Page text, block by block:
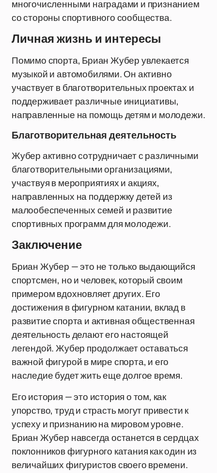
многочисленными наградами и признанием
со стороны спортивного сообщества.
Личная жизнь и интересы
Помимо спорта, Бриан Жубер увлекается
музыкой и автомобилями. Он активно
участвует в благотворительных проектах и
поддерживает различные инициативы,
направленные на помощь детям и молодежи.
Благотворительная деятельность
Жубер активно сотрудничает с различными
благотворительными организациями,
участвуя в мероприятиях и акциях,
направленных на поддержку детей из
малообеспеченных семей и развитие
спортивных программ для молодежи.
Заключение
Бриан Жубер — это не только выдающийся
спортсмен, но и человек, который своим
примером вдохновляет других. Его
достижения в фигурном катании, вклад в
развитие спорта и активная общественная
деятельность делают его настоящей
легендой. Жубер продолжает оставаться
важной фигурой в мире спорта, и его
наследие будет жить еще долгое время.
Его история — это история о том, как
упорство, труд и страсть могут привести к
успеху и признанию на мировом уровне.
Бриан Жубер навсегда останется в сердцах
поклонников фигурного катания как один из
величайших фигуристов своего времени.